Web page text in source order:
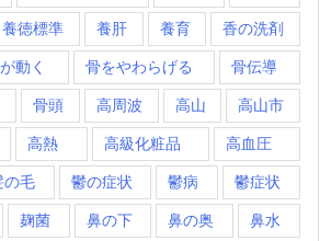
養徳標準 養肝 養育 香の洗剤
動く 骨をやわらげる 骨伝導
骨頭 高周波 高山 高山市
高熱 高級化粧品 高血圧
の毛 鬱の症状 鬱病 鬱症状
麹菌 鼻の下 鼻の奥 鼻水